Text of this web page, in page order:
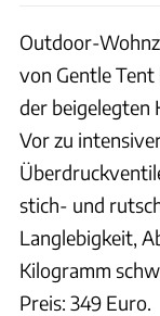
Outdoor-
von Gentle
der beigelegten
Vor zu
stich- und
Langlebigkeit,
Kilogramm
Preis: 349 Euro.